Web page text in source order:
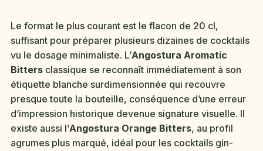
Le format le plus courant est le flacon de 20 cl,
suffisant pour préparer plusieurs dizaines de cocktails
vu le dosage minimaliste. L’Angostura Aromatic
Bitters classique se reconnaît immédiatement à son
étiquette blanche surdimensionnée qui recouvre
presque toute la bouteille, conséquence d’une erreur
d’impression historique devenue signature visuelle. Il
existe aussi l’Angostura Orange Bitters, au profil
agrumes plus marqué, idéal pour les cocktails gin-